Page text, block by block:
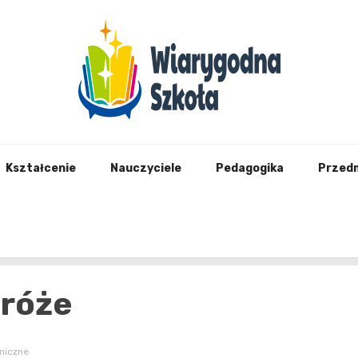
Kształcenie Nauczyciele Pedagogika